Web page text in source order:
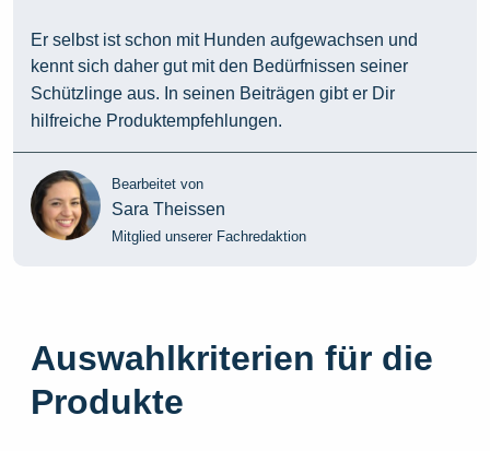
Er selbst ist schon mit Hunden aufgewachsen und
kennt sich daher gut mit den Bedürfnissen seiner
Schützlinge aus. In seinen Beiträgen gibt er Dir
hilfreiche Produktempfehlungen.
Bearbeitet von
Sara Theissen
Mitglied unserer Fachredaktion
Auswahlkriterien für die
Produkte